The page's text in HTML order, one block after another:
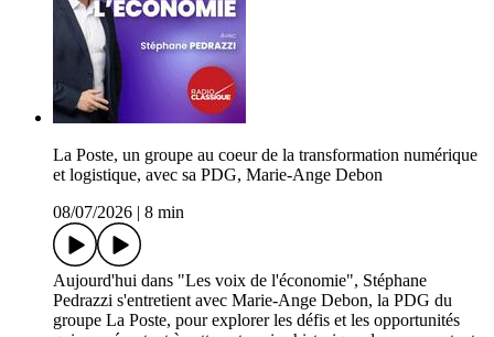
La Poste, un groupe au coeur de la transformation numérique
et logistique, avec sa PDG, Marie-Ange Debon
08/07/2026
8 min
Aujourd'hui dans "Les voix de l'économie", Stéphane
Pedrazzi s'entretient avec Marie-Ange Debon, la PDG du
groupe La Poste, pour explorer les défis et les opportunités